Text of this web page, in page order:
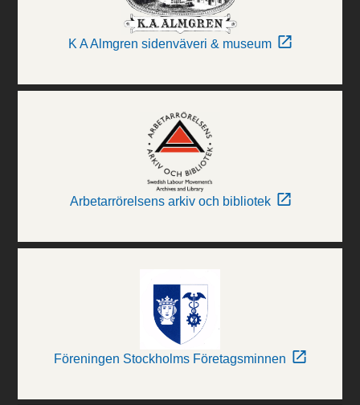
K A Almgren sidenväveri & museum
Arbetarrörelsens arkiv och bibliotek
Föreningen Stockholms Företagsminnen